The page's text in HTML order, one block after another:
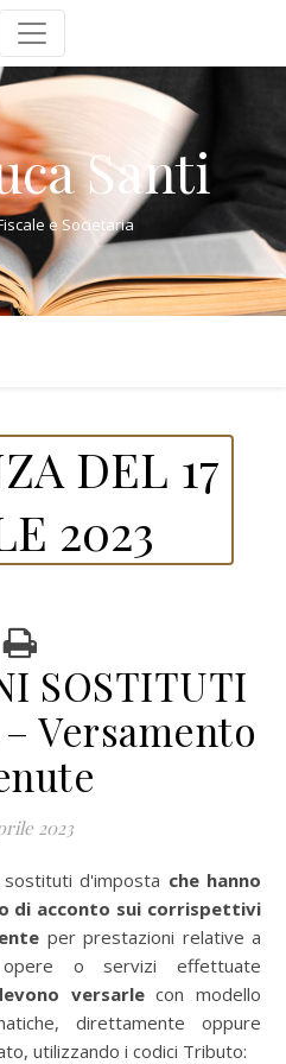
Santi
e Societaria
DEL 17
2023
SOSTITUTI
– Versamento
2023
d'imposta che hanno
di acconto sui corrispettivi
per prestazioni relative a
o servizi effettuate
versarlecon modello
direttamente oppure
utilizzando i codici Tributo: